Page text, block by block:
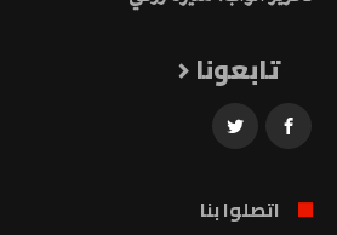
تابعونا
اتصلوا بنا